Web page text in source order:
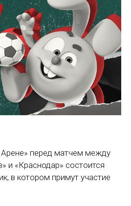
перед матчем между
и «Краснодар» состоится
в котором примут участие